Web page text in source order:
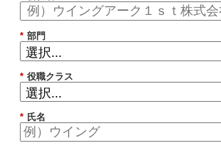
* 部門
* 役職クラス
* 氏名